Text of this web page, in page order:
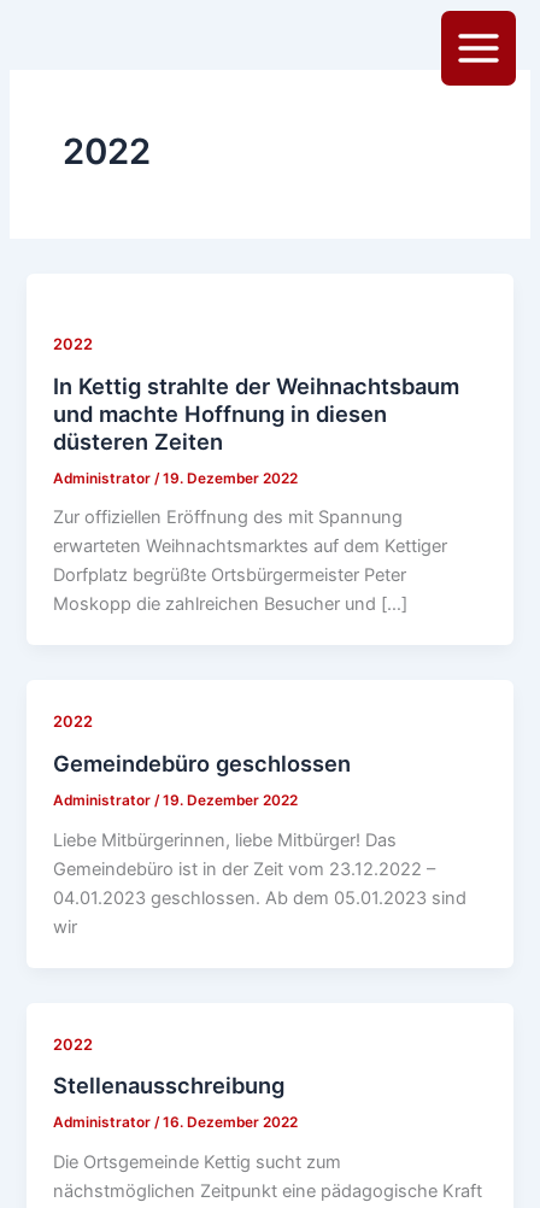
Main
2022
2022
In Kettig strahlte der Weihnachtsbaum
und machte Hoffnung in diesen
düsteren Zeiten
Administrator /19. Dezember 2022
Zur offiziellen Eröffnung des mit Spannung
erwarteten Weihnachtsmarktes auf dem Kettiger
Dorfplatz begrüßte Ortsbürgermeister Peter
Moskopp die zahlreichen Besucher und […]
2022
Gemeindebüro geschlossen
Administrator/19. Dezember 2022
Liebe Mitbürgerinnen, liebe Mitbürger! Das
Gemeindebüro ist in der Zeit vom 23.12.2022 –
04.01.2023 geschlossen. Ab dem 05.01.2023 sind
wir
2022
Stellenausschreibung
Administrator/16. Dezember 2022
Die Ortsgemeinde Kettig sucht zum
nächstmöglichen Zeitpunkt eine pädagogische Kraft